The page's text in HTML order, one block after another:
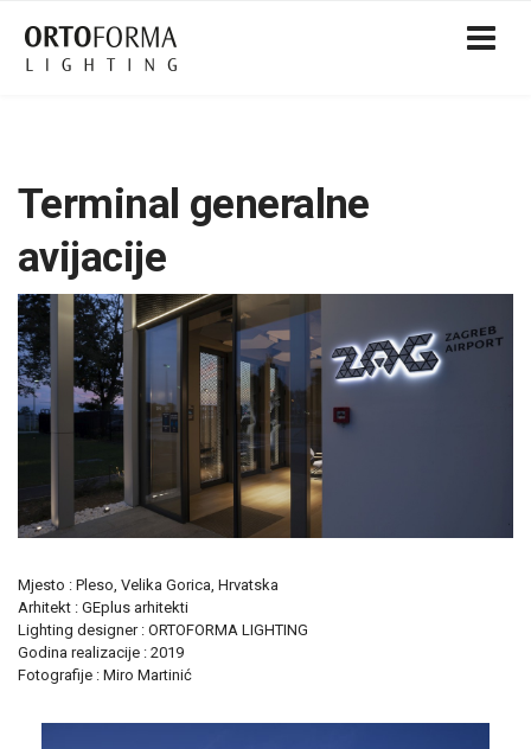
Terminal generalne
avijacije
Mjesto : Pleso, Velika Gorica, Hrvatska
Arhitekt : GEplus arhitekti
Lighting designer : ORTOFORMA LIGHTING
Godina realizacije : 2019
Fotografije : Miro Martinić